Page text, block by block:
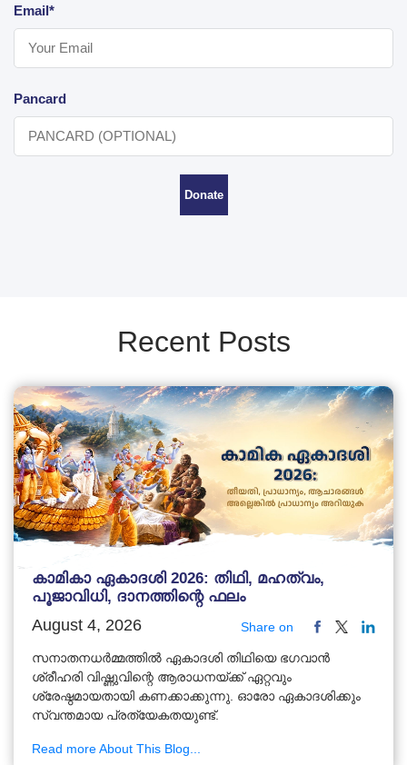
Email*
Pancard
Donate
Recent Posts
കാമികാ ഏകാദശി 2026: തിഥി, മഹത്വം,
പൂജാവിധി, ദാനത്തിന്റെ ഫലം
August 4, 2026 Share on
സനാതനധർമ്മത്തിൽ ഏകാദശി തിഥിയെ ഭഗവാൻ
ശ്രീഹരി വിഷ്ണുവിന്റെ ആരാധനയ്ക്ക് ഏറ്റവും
ശ്രേഷ്ഠമായതായി കണക്കാക്കുന്നു. ഓരോ ഏകാദശിക്കും
സ്വന്തമായ പ്രത്യേകതയുണ്ട്.
Read more About This Blog...